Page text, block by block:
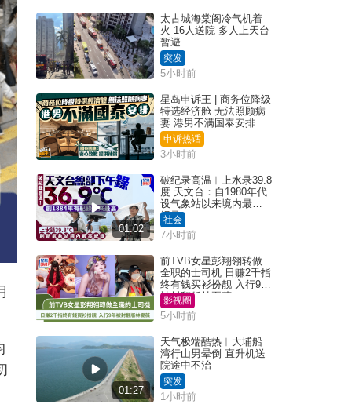
太古城海棠阁冷气机着
火 16人送院 多人上天台
暂避
突发
5小时前
星岛申诉王 | 商务位降级
特选经济舱 无法照顾病
妻 港男不满国泰安排
申诉热话
3小时前
01:02
破纪录高温︱上水录39.8
度 天文台：自1980年代
设气象站以来境内最高
纪录
社会
7小时前
前TVB女星彭翔翎转做
全职的士司机 日赚2千指
终有钱买衫扮靓 入行9年
被封翻版林夏薇
影视圈
5小时前
01:27
天气极端酷热︱大埔船
湾行山男晕倒 直升机送
院途中不治
突发
1小时前